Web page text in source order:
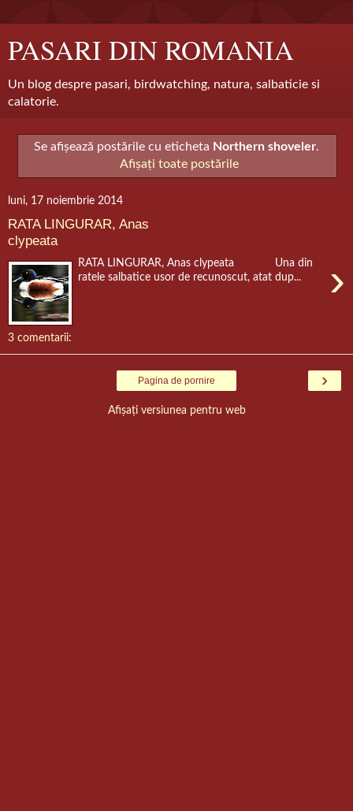
PASARI DIN ROMANIA
Un blog despre pasari, birdwatching, natura, salbaticie si
calatorie.
Se afișează postările cu eticheta Northern shoveler.
Afișați toate postările
luni, 17 noiembrie 2014
RATA LINGURAR, Anas
clypeata
›
RATA LINGURAR, Anas clypeata Una din
ratele salbatice usor de recunoscut, atat dup...
3 comentarii:
›
Pagina de pornire
Afișați versiunea pentru web